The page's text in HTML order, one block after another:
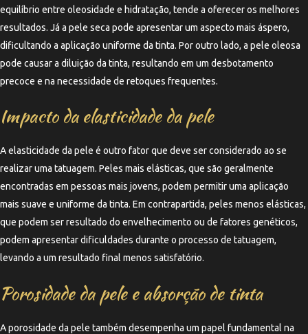
equilíbrio entre oleosidade e hidratação, tende a oferecer os melhores
resultados. Já a pele seca pode apresentar um aspecto mais áspero,
dificultando a aplicação uniforme da tinta. Por outro lado, a pele oleosa
pode causar a diluição da tinta, resultando em um desbotamento
precoce e na necessidade de retoques frequentes.
Impacto da elasticidade da pele
A elasticidade da pele é outro fator que deve ser considerado ao se
realizar uma tatuagem. Peles mais elásticas, que são geralmente
encontradas em pessoas mais jovens, podem permitir uma aplicação
mais suave e uniforme da tinta. Em contrapartida, peles menos elásticas,
que podem ser resultado do envelhecimento ou de fatores genéticos,
podem apresentar dificuldades durante o processo de tatuagem,
levando a um resultado final menos satisfatório.
Porosidade da pele e absorção de tinta
A porosidade da pele também desempenha um papel fundamental na